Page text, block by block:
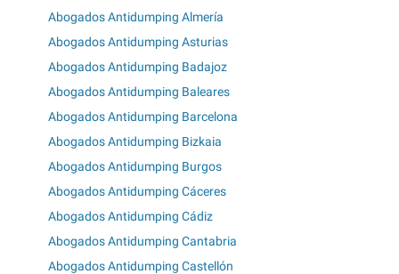
Abogados Antidumping Almería
Abogados Antidumping Asturias
Abogados Antidumping Badajoz
Abogados Antidumping Baleares
Abogados Antidumping Barcelona
Abogados Antidumping Bizkaia
Abogados Antidumping Burgos
Abogados Antidumping Cáceres
Abogados Antidumping Cádiz
Abogados Antidumping Cantabria
Abogados Antidumping Castellón